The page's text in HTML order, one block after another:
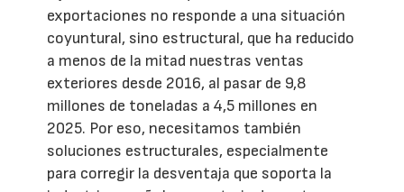
exportaciones no responde a una situación
coyuntural, sino estructural, que ha reducido
a menos de la mitad nuestras ventas
exteriores desde 2016, al pasar de 9,8
millones de toneladas a 4,5 millones en
2025. Por eso, necesitamos también
soluciones estructurales, especialmente
para corregir la desventaja que soporta la